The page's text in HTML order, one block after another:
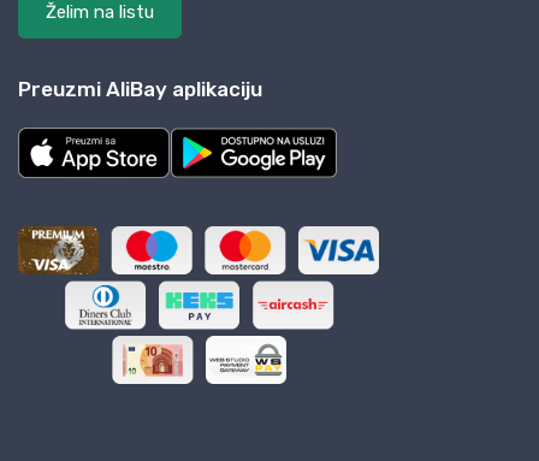
Želim na listu
Preuzmi AliBay aplikaciju